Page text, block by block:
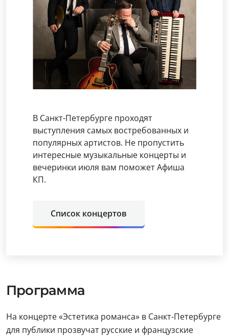
В Санкт-Петербурге проходят
выступления самых востребованных и
популярных артистов. Не пропустить
интересные музыкальные концерты и
вечеринки июля вам поможет Афиша
КП.
Список концертов
Программа
На концерте «Эстетика романса» в Санкт-Петербурге
для публики прозвучат русские и французские